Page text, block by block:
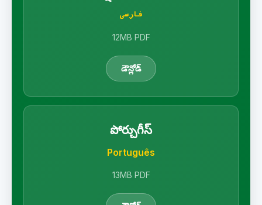
فارسی
12MB PDF
డౌన్లోడ్
పోర్చుగీస్
Português
13MB PDF